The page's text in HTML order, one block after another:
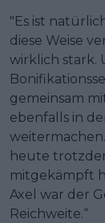
"Es ist
diese Weise
wirklich stark.
gemeinsam
ebenfalls in
heute
mitgekämpft
Axel war der
Reichweite.“